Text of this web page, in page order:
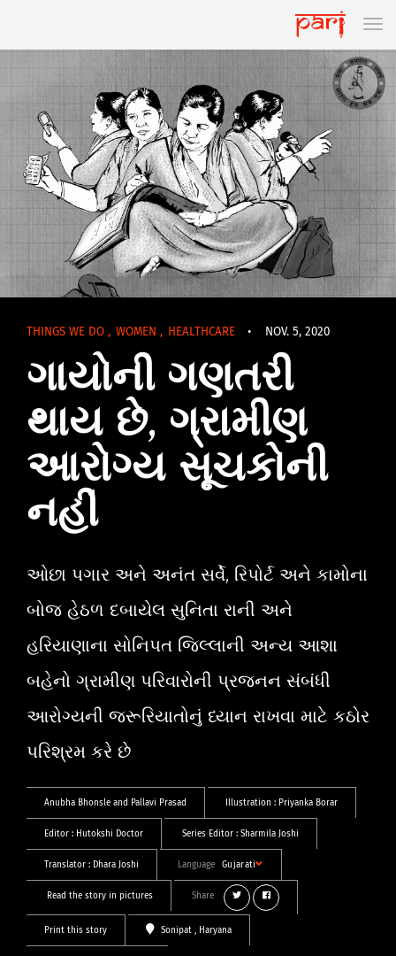
THINGS WE DO , WOMEN , HEALTHCARE • NOV. 5, 2020
ગાયોની ગણતરી
થાય છે, ગ્રામીણ
આરોગ્ય સૂચકોની
નહીં
ઓછા પગાર અને અનંત સર્વે, રિપોર્ટ અને કામોના
બોજ હેઠળ દબાયેલ સુનિતા રાની અને
હરિયાણાના સોનિપત જિલ્લાની અન્ય આશા
બહેનો ગ્રામીણ પરિવારોની પ્રજનન સંબંધી
આરોગ્યની જરૂરિયાતોનું ધ્યાન રાખવા માટે કઠોર
પરિશ્રમ કરે છે
Anubha Bhonsle and Pallavi Prasad Illustration : Priyanka Borar
Editor : Hutokshi Doctor Series Editor : Sharmila Joshi
Translator : Dhara Joshi Language Gujarati
Read the story in pictures Share
Print this story Sonipat , Haryana